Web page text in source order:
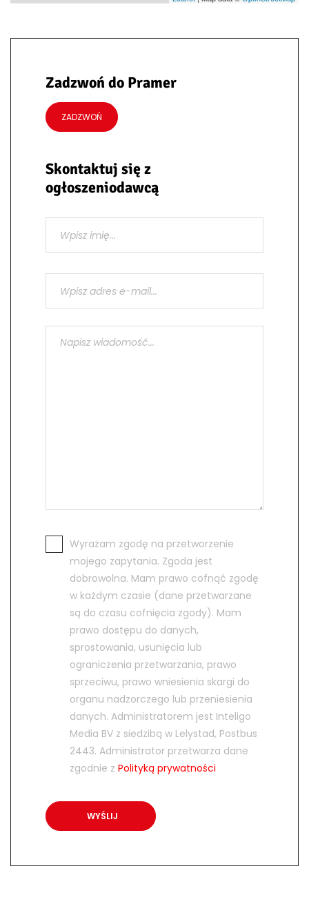
Zadzwoń do Pramer
ZADZWOŃ
Skontaktuj się z
ogłoszeniodawcą
Wyrażam zgodę na przetworzenie
mojego zapytania. Zgoda jest
dobrowolna. Mam prawo cofnąć zgodę
w każdym czasie (dane przetwarzane
są do czasu cofnięcia zgody). Mam
prawo dostępu do danych,
sprostowania, usunięcia lub
ograniczenia przetwarzania, prawo
sprzeciwu, prawo wniesienia skargi do
organu nadzorczego lub przeniesienia
danych. Administratorem jest Inteligo
Media BV z siedzibą w Lelystad, Postbus
2443. Administrator przetwarza dane
zgodnie z Polityką prywatności